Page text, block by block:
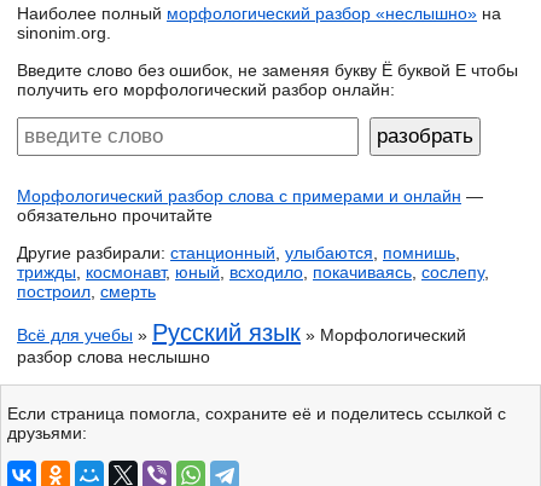
Наиболее полный морфологический разбор «неслышно» на
sinonim.org.
Введите слово без ошибок, не заменяя букву Ё буквой Е чтобы
получить его морфологический разбор онлайн:
Морфологический разбор слова с примерами и онлайн —
обязательно прочитайте
Другие разбирали: станционный улыбаются помнишь
трижды космонавт, юный всходило покачиваясь сослепу,
построил смерть
Всё для учебы » Русский язык » Морфологический
разбор слова неслышно
Если страница помогла, сохраните её и поделитесь ссылкой с
друзьями: